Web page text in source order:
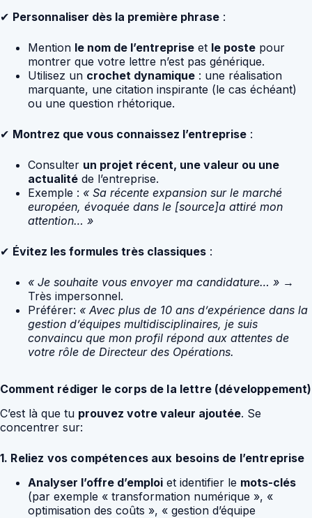
✔ Personnaliser dès la première phrase :
Mention le nom de l’entreprise et le poste pour
montrer que votre lettre n’est pas générique.
Utilisez un crochet dynamique : une réalisation
marquante, une citation inspirante (le cas échéant)
ou une question rhétorique.
✔ Montrez que vous connaissez l’entreprise :
Consulter un projet récent, une valeur ou une
actualité de l’entreprise.
Exemple : « Sa récente expansion sur le marché
européen, évoquée dans le [source]a attiré mon
attention… »
✔ Évitez les formules très classiques :
« Je souhaite vous envoyer ma candidature… » →
Très impersonnel.
Préférer: « Avec plus de 10 ans d’expérience dans la
gestion d’équipes multidisciplinaires, je suis
convaincu que mon profil répond aux attentes de
votre rôle de Directeur des Opérations.
Comment rédiger le corps de la lettre (développement)
C’est là que tu prouvez votre valeur ajoutée. Se
concentrer sur:
1. Reliez vos compétences aux besoins de l’entreprise
Analyser l’offre d’emploi et identifier le mots-clés
(par exemple « transformation numérique », «
optimisation des coûts », « gestion d’équipe